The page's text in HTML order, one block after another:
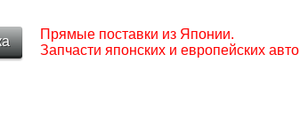
Прямые поставки из Японии.
Запчасти японских и европейских авто